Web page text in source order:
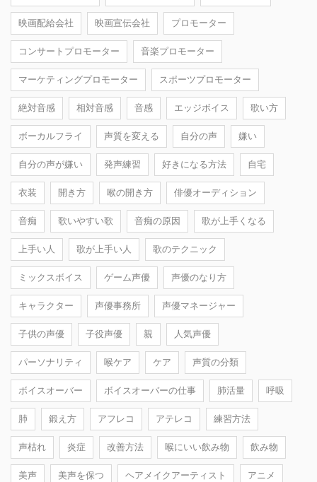
映画配給会社 映画宣伝会社 プロモーター
コンサートプロモーター 音楽プロモーター
マーケティングプロモーター スポーツプロモーター
絶対音感 相対音感 音感 エッジボイス 歌い方
ボーカルフライ 声質を変える 自分の声 嫌い
自分の声が嫌い 発声練習 好きになる方法 自宅
衣装 開き方 喉の開き方 俳優オーディション
音痴 歌いやすい歌 音痴の原因 歌が上手くなる
上手い人 歌が上手い人 歌のテクニック
ミックスボイス ゲーム声優 声優のなり方
キャラクター 声優事務所 声優マネージャー
子供の声優 子役声優 親 人気声優
パーソナリティ 喉ケア ケア 声質の分類
ボイスオーバー ボイスオーバーの仕事 肺活量 呼吸
肺 鍛え方 アフレコ アテレコ 練習方法
声枯れ 炎症 改善方法 喉にいい飲み物 飲み物
美声 美声を保つ ヘアメイクアーティスト アニメ